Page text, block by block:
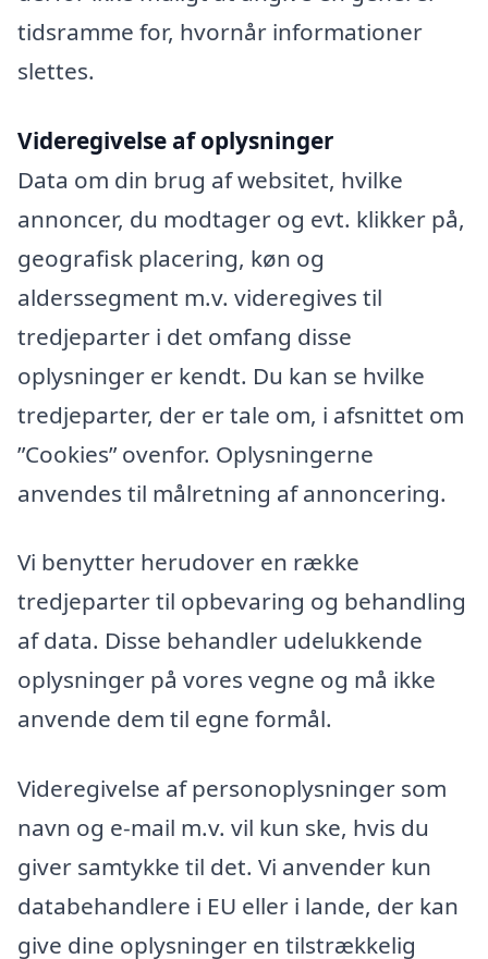
tidsramme for, hvornår informationer
slettes.
Videregivelse af oplysninger
Data om din brug af websitet, hvilke
annoncer, du modtager og evt. klikker på,
geografisk placering, køn og
alderssegment m.v. videregives til
tredjeparter i det omfang disse
oplysninger er kendt. Du kan se hvilke
tredjeparter, der er tale om, i afsnittet om
”Cookies” ovenfor. Oplysningerne
anvendes til målretning af annoncering.
Vi benytter herudover en række
tredjeparter til opbevaring og behandling
af data. Disse behandler udelukkende
oplysninger på vores vegne og må ikke
anvende dem til egne formål.
Videregivelse af personoplysninger som
navn og e-mail m.v. vil kun ske, hvis du
giver samtykke til det. Vi anvender kun
databehandlere i EU eller i lande, der kan
give dine oplysninger en tilstrækkelig